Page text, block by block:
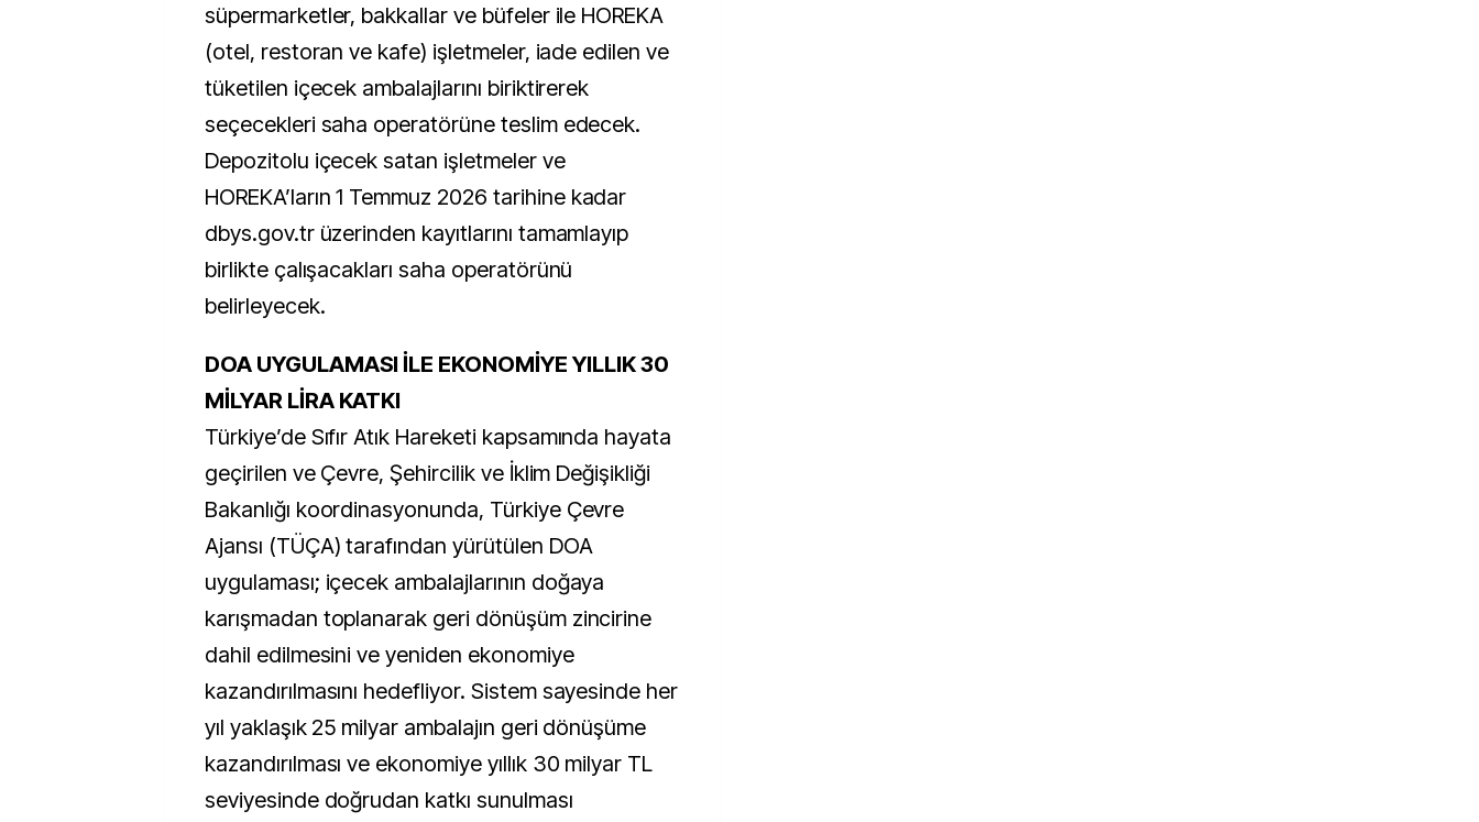
süpermarketler, bakkallar ve büfeler ile HOREKA
(otel, restoran ve kafe) işletmeler, iade edilen ve
tüketilen içecek ambalajlarını biriktirerek
seçecekleri saha operatörüne teslim edecek.
Depozitolu içecek satan işletmeler ve
HOREKA’ların 1 Temmuz 2026 tarihine kadar
dbys.gov.tr üzerinden kayıtlarını tamamlayıp
birlikte çalışacakları saha operatörünü
belirleyecek.
DOA UYGULAMASI İLE EKONOMİYE YILLIK 30
MİLYAR LİRA KATKI
Türkiye’de Sıfır Atık Hareketi kapsamında hayata
geçirilen ve Çevre, Şehircilik ve İklim Değişikliği
Bakanlığı koordinasyonunda, Türkiye Çevre
Ajansı (TÜÇA) tarafından yürütülen DOA
uygulaması; içecek ambalajlarının doğaya
karışmadan toplanarak geri dönüşüm zincirine
dahil edilmesini ve yeniden ekonomiye
kazandırılmasını hedefliyor. Sistem sayesinde her
yıl yaklaşık 25 milyar ambalajın geri dönüşüme
kazandırılması ve ekonomiye yıllık 30 milyar TL
seviyesinde doğrudan katkı sunulması